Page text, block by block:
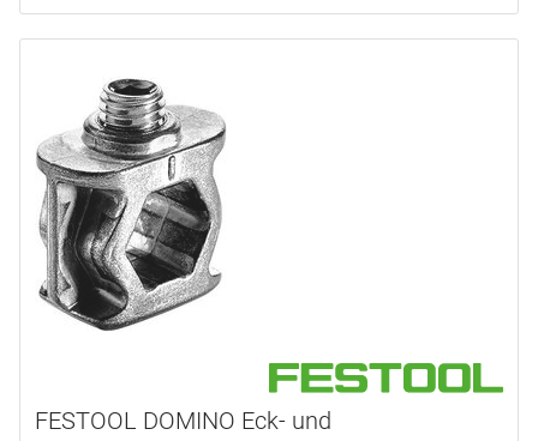
FESTOOL DOMINO Eck- und